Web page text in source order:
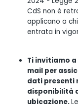
CdS non è
applicano a
entrata in
Ti invitiamo
mail per
dati presenti
disponibilità
ubicazione.